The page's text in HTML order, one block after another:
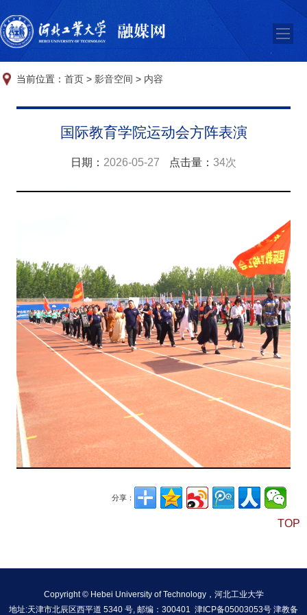
当前位置：首页 >影音空间 > 内容
国际教育学院运动会方阵表演
日期： 2026-05-27 点击量： 34次
Play
分享：
Copyright © Hebei University of Technology，河北工业大学
地址:天津市北辰区西平道 5340 号, 邮编：300401 津ICP备05003053号 津教备
TOP